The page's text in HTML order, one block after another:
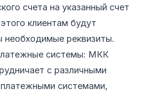
счета на указанный счет
клиентам будут
необходимые реквизиты.
системы: МКК
с различными
системами,